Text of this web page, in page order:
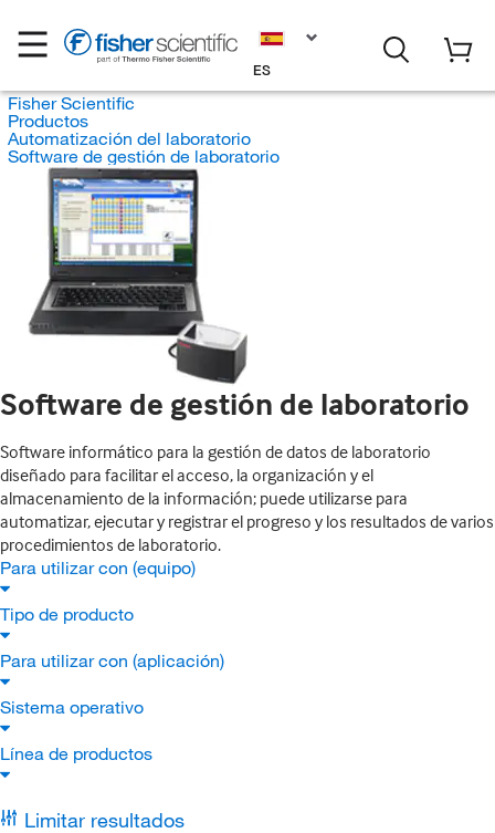
ES
Fisher Scientific
Productos
Automatización del laboratorio
Software de gestión de laboratorio
Software de gestión de laboratorio
Software informático para la gestión de datos de laboratorio
diseñado para facilitar el acceso, la organización y el
almacenamiento de la información; puede utilizarse para
automatizar, ejecutar y registrar el progreso y los resultados de varios
procedimientos de laboratorio.
Para utilizar con (equipo)
Tipo de producto
Para utilizar con (aplicación)
Sistema operativo
Línea de productos
Limitar resultados